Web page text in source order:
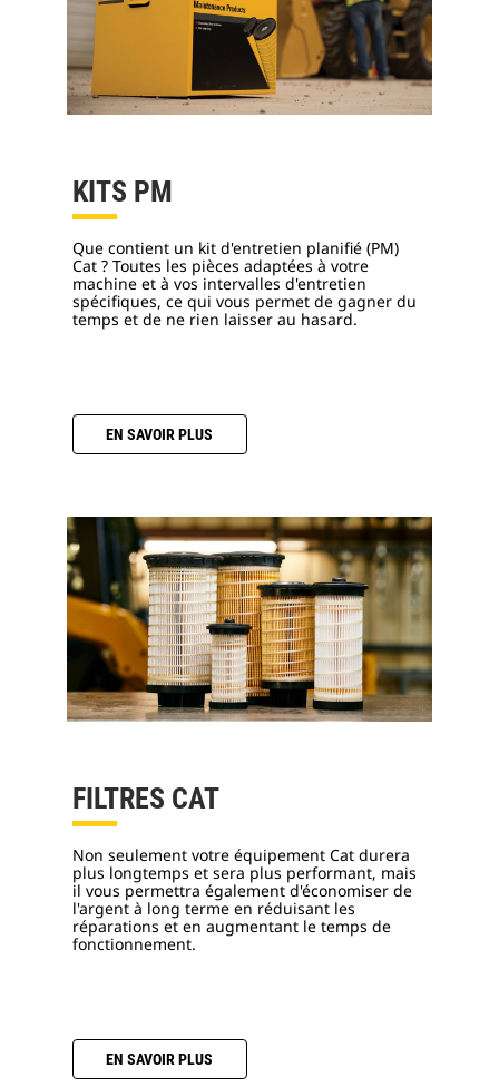
KITS PM
Que contient un kit d'entretien planifié (PM)
Cat ? Toutes les pièces adaptées à votre
machine et à vos intervalles d'entretien
spécifiques, ce qui vous permet de gagner du
temps et de ne rien laisser au hasard.
EN SAVOIR PLUS
FILTRES CAT
Non seulement votre équipement Cat durera
plus longtemps et sera plus performant, mais
il vous permettra également d'économiser de
l'argent à long terme en réduisant les
réparations et en augmentant le temps de
fonctionnement.
EN SAVOIR PLUS